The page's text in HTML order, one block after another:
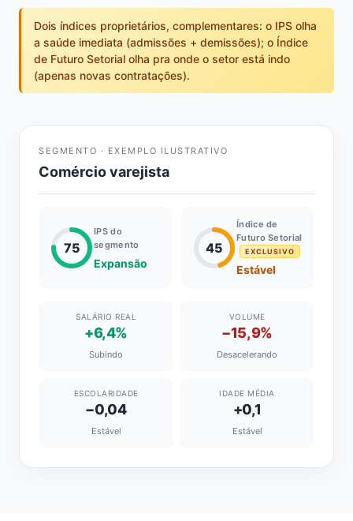
Dois índices proprietários, complementares: o IPS olha
a saúde imediata (admissões + demissões); o Índice
de Futuro Setorial olha pra onde o setor está indo
(apenas novas contratações).
SEGMENTO · EXEMPLO ILUSTRATIVO
Comércio varejista
75
IPS do
segmento
Expansão
45
Índice de
Futuro Setorial
EXCLUSIVO
Estável
SALÁRIO REAL
+6,4%
Subindo
VOLUME
−15,9%
Desacelerando
ESCOLARIDADE
−0,04
Estável
IDADE MÉDIA
+0,1
Estável